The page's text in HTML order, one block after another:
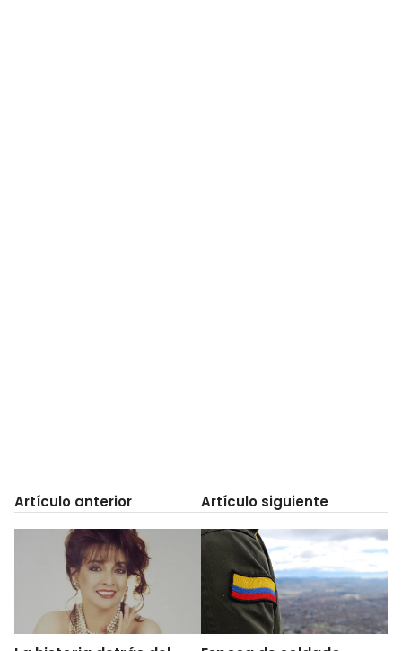
Artículo anterior Artículo siguiente